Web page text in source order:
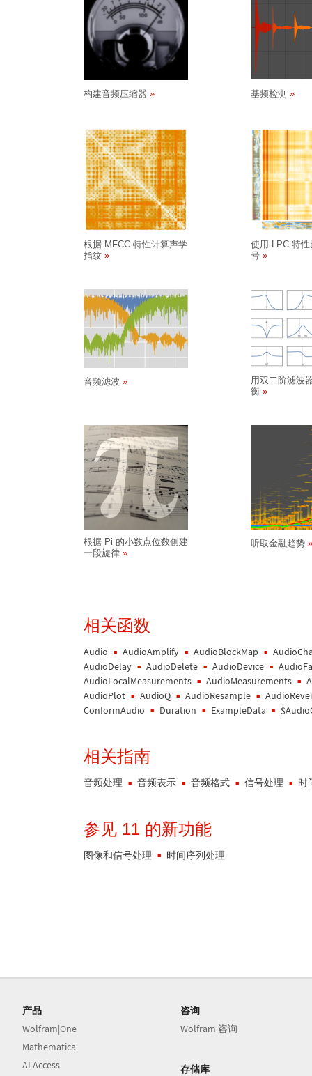
构建音频压缩器 基频检测
根据 MFCC 特性计算声学
指纹
使用 LPC 特
号
音频滤波
用双二阶滤波
衡
根据 Pi 的小数点位数创建
一段旋律
听取金融趋势
相关函数
Audio AudioAmplify AudioBlockMap
AudioDelay
AudioDelete AudioDevice
AudioLocalMeasurements
AudioMeasurements
AudioPlot
AudioQ AudioResample
ConformAudio
Duration ExampleData
相关指南
音频处理 音频表示 音频格式 信号处理 时
参见 11 的新功能
图像和信号处理 时间序列处理
产品
Wolfram|One
Mathematica
AI Access
咨询
Wolfram 咨询
存储库